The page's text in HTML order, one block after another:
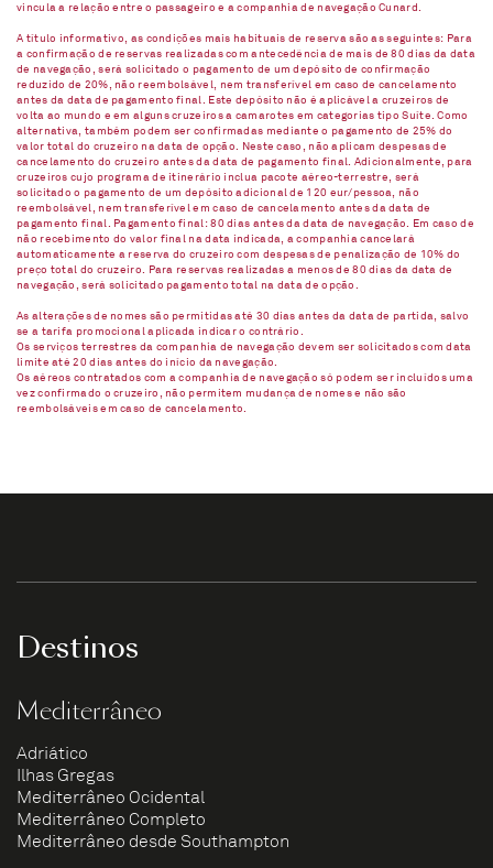
vincula a relação entre o passageiro e a companhia de navegação Cunard.
A título informativo, as condições mais habituais de reserva são as seguintes: Para
a confirmação de reservas realizadas com antecedência de mais de 80 dias da data
de navegação, será solicitado o pagamento de um depósito de confirmação
reduzido de 20%, não reembolsável, nem transferível em caso de cancelamento
antes da data de pagamento final. Este depósito não é aplicável a cruzeiros de
volta ao mundo e em alguns cruzeiros a camarotes em categorias tipo Suíte. Como
alternativa, também podem ser confirmadas mediante o pagamento de 25% do
valor total do cruzeiro na data de opção. Neste caso, não aplicam despesas de
cancelamento do cruzeiro antes da data de pagamento final. Adicionalmente, para
cruzeiros cujo programa de itinerário inclua pacote aéreo-terrestre, será
solicitado o pagamento de um depósito adicional de 120 eur/pessoa, não
reembolsável, nem transferível em caso de cancelamento antes da data de
pagamento final. Pagamento final: 80 dias antes da data de navegação. Em caso de
não recebimento do valor final na data indicada, a companhia cancelará
automaticamente a reserva do cruzeiro com despesas de penalização de 10% do
preço total do cruzeiro. Para reservas realizadas a menos de 80 dias da data de
navegação, será solicitado pagamento total na data de opção.
As alterações de nomes são permitidas até 30 dias antes da data de partida, salvo
se a tarifa promocional aplicada indicar o contrário.
Os serviços terrestres da companhia de navegação devem ser solicitados com data
limite até 20 dias antes do início da navegação.
Os aéreos contratados com a companhia de navegação só podem ser incluídos uma
vez confirmado o cruzeiro, não permitem mudança de nomes e não são
reembolsáveis em caso de cancelamento.​
Destinos
Mediterrâneo
Adriático
Ilhas Gregas
Mediterrâneo Ocidental
Mediterrâneo Completo
Mediterrâneo desde Southampton